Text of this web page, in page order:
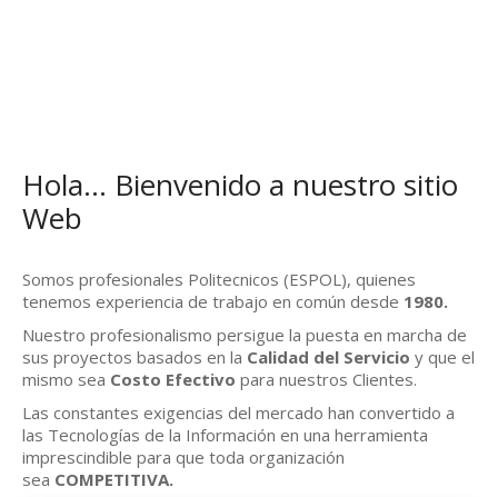
Hola... Bienvenido a nuestro sitio
Web
Somos profesionales Politecnicos (ESPOL), quienes
tenemos experiencia de trabajo en común desde 1980.
Nuestro profesionalismo persigue la puesta en marcha de
sus proyectos basados en la Calidad del Servicio y que el
mismo sea Costo Efectivo para nuestros Clientes.
Las constantes exigencias del mercado han convertido a
las Tecnologías de la Información en una herramienta
imprescindible para que toda organización
sea COMPETITIVA.